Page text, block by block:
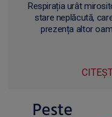
Respirația urât
stare neplăcută,
prezența altor